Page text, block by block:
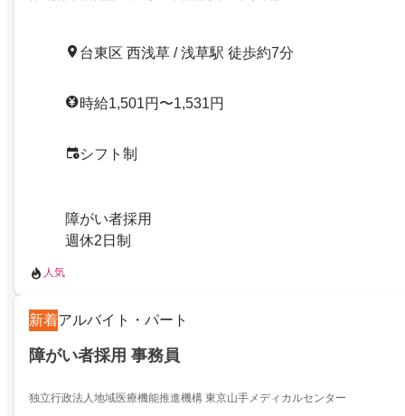
台東区 西浅草 / 浅草駅 徒歩約7分
時給1,501円〜1,531円
シフト制
障がい者採用
週休2日制
人気
新着アルバイト・パート
障がい者採用 事務員
独立行政法人地域医療機能推進機構 東京山手メディカルセンター